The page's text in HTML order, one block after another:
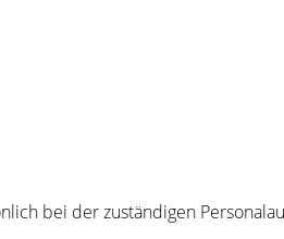
bei der zuständigen